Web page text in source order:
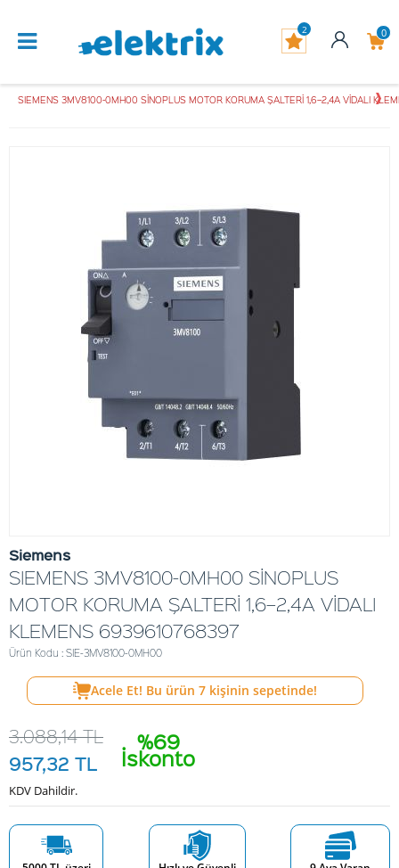
0
2
SIEMENS 3MV8100-0MH00 SİNOPLUS MOTOR KORUMA ŞALTERİ 1,6–2,4A VİDALI
Siemens
SIEMENS 3MV8100-0MH00 SİNOPLUS
MOTOR KORUMA ŞALTERİ 1,6–2,4A VİDALI
KLEMENS 6939610768397
Ürün Kodu : SIE-3MV8100-0MH00
Acele Et! Bu ürün 7 kişinin sepetinde!
%69
İskonto
3.088,14TL
957,32 TL
KDV Dahildir.